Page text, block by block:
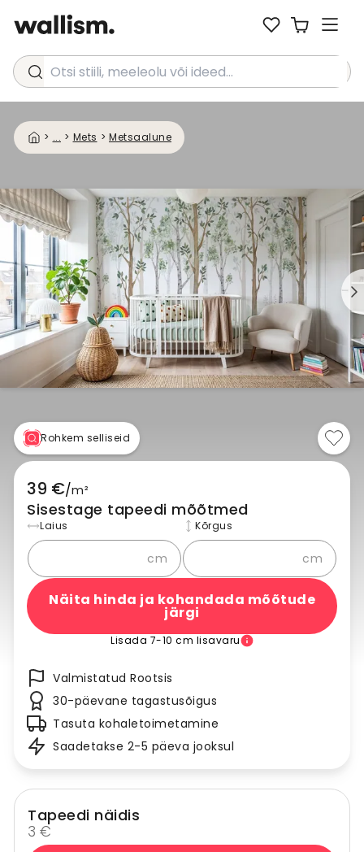
Otsi stiili, meeleolu või ideed...
> ... > Mets > Metsaalune
Rohkem selliseid
39 €/m²
Sisestage tapeedi mõõtmed
Laius
cm
Kõrgus
cm
Näita hinda ja kohandada mõõtude
järgi
Lisada 7-10 cm lisavaru
Valmistatud Rootsis
30-päevane tagastusõigus
Tasuta kohaletoimetamine
Saadetakse 2-5 päeva jooksul
Tapeedi näidis
3 €